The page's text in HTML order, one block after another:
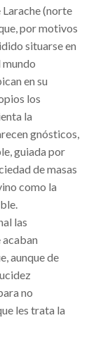
Larache (norte
por motivos
situarse en
mundo
en su
los
la
gnósticos,
guiada por
de masas
como la
las
acaban
aunque de
no
les trata la